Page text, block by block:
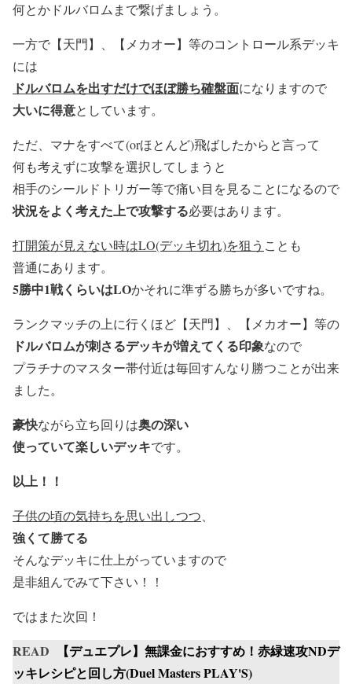
何とかドルバロムまで繋げましょう。
一方で【天門】、【メカオー】等のコントロール系デッキ
には
ドルバロムを出すだけでほぼ勝ち確盤面になりますので
大いに得意としています。
ただ、マナをすべて(orほとんど)飛ばしたからと言って
何も考えずに攻撃を選択してしまうと
相手のシールドトリガー等で痛い目を見ることになるので
状況をよく考えた上で攻撃する必要はあります。
打開策が見えない時はLO(デッキ切れ)を狙う ことも
普通にあります。
5勝中1戦くらいはLOかそれに準ずる勝ちが多いですね。
ランクマッチの上に行くほど【天門】、【メカオー】等の
ドルバロムが刺さるデッキが増えてくる印象なので
プラチナのマスター帯付近は毎回すんなり勝つことが出来
ました。
豪快ながら立ち回りは奥の深い
使っていて楽しいデッキです。
以上！！
子供の頃の気持ちを思い出しつつ、
強くて勝てる
そんなデッキに仕上がっていますので
是非組んでみて下さい！！
ではまた次回！
READ
【デュエプレ】無課金におすすめ！赤緑速攻NDデ
ッキレシピと回し方(Duel Masters PLAY'S)